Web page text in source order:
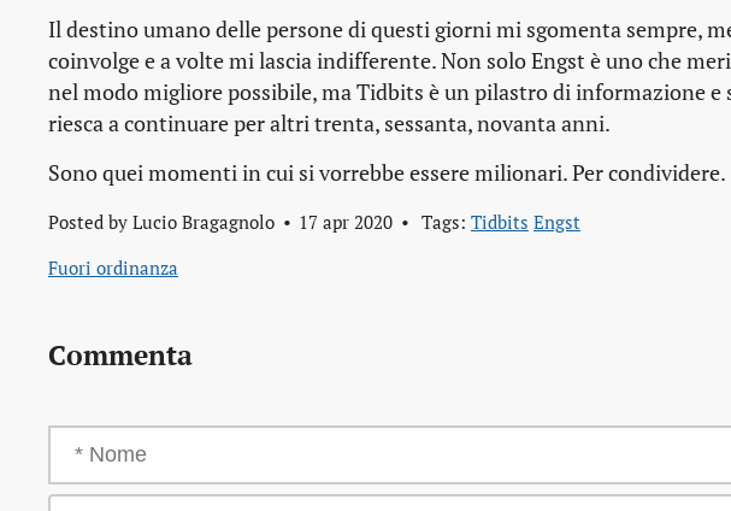
Il destino umano delle persone di questi giorni mi sgomenta sempre,
coinvolge e a volte mi lascia indifferente. Non solo Engst è uno che
nel modo migliore possibile, ma Tidbits è un pilastro di informazione
riesca a continuare per altri trenta, sessanta, novanta anni.
Sono quei momenti in cui si vorrebbe essere milionari. Per condividere.
Posted by Lucio Bragagnolo 17 apr 2020 Tags: Tidbits Engst
Fuori ordinanza
Commenta